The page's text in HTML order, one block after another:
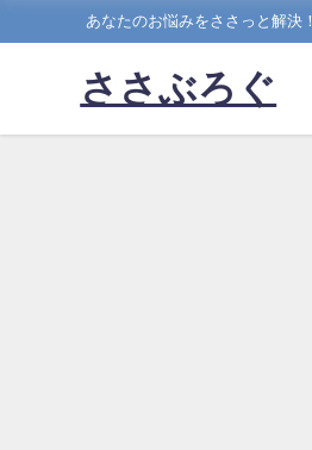
あなたのお悩みをささっと解決！
ささぶろぐ